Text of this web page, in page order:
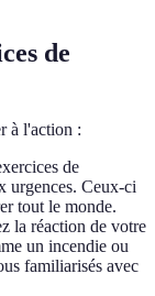
de
à l'action :
de
urgences. Ceux-ci
tout le monde.
la réaction de votre
un incendie ou
familiarisés avec